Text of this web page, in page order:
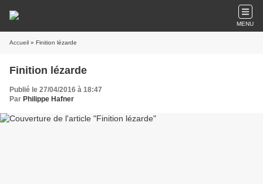
MENU
Accueil » Finition lézarde
Finition lézarde
Publié le 27/04/2016 à 18:47
Par Philippe Hafner